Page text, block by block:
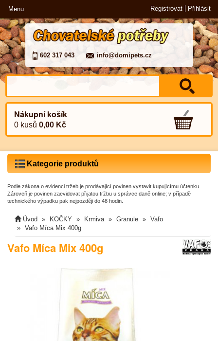
Menu Registrovat Přihlásit
602 317 043 info@domipets.cz
Nákupní košík
0 kusů0,00 Kč
Kategorie produktů
Podle zákona o evidenci tržeb je prodávající povinen vystavit kupujícímu účtenku.
Zároveň je povinen zaevidovat přijatou tržbu u správce daně online; v případě
technického výpadku pak nejpozději do 48 hodin.
Úvod KOČKY Krmiva Granule
Vafo
Vafo Míca Mix 400g
Vafo Míca Mix 400g